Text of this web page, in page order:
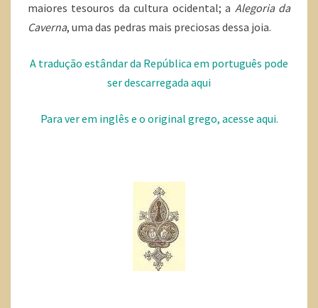
maiores tesouros da cultura ocidental; a Alegoria da
Caverna, uma das pedras mais preciosas dessa joia.
A tradução estândar da República em português pode
ser descarregada aqui
Para ver em inglês e o original grego, acesse aqui.